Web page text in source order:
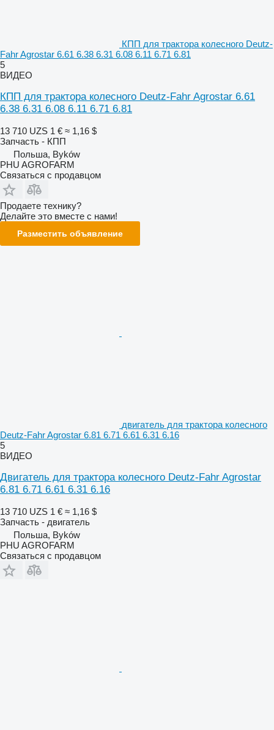
КПП для трактора колесного Deutz-
Fahr Agrostar 6.61 6.38 6.31 6.08 6.11 6.71 6.81
5
ВИДЕО
КПП для трактора колесного Deutz-Fahr Agrostar 6.61
6.38 6.31 6.08 6.11 6.71 6.81
13 710 UZS 1 € ≈ 1,16 $
Запчасть - КПП
Польша, Byków
PHU AGROFARM
Связаться с продавцом
Продаете технику?
Делайте это вместе с нами!
Разместить объявление
двигатель для трактора колесного
Deutz-Fahr Agrostar 6.81 6.71 6.61 6.31 6.16
5
ВИДЕО
Двигатель для трактора колесного Deutz-Fahr Agrostar
6.81 6.71 6.61 6.31 6.16
13 710 UZS 1 € ≈ 1,16 $
Запчасть - двигатель
Польша, Byków
PHU AGROFARM
Связаться с продавцом